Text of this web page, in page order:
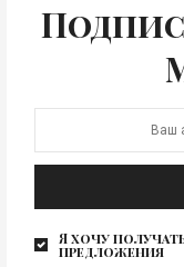
Я хочу
предложения
Изображение